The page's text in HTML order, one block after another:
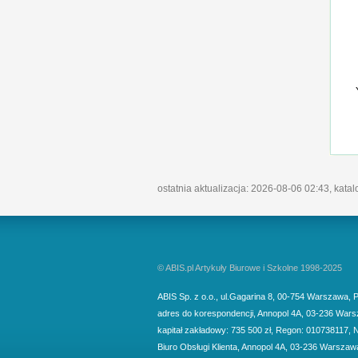
ostatnia aktualizacja: 2026-08-06 02:43,
© ABIS.pl Artykuły Biurowe i Szkolne 1998-2025
ABIS Sp. z o.o. ul.Gagarina 8 00-754 Warszawa
adres do korespondencji Annopol 4A 03-236
kapitał zakładowy: 735 500 zł, Regon: 010738117,
Biuro Obsługi Klienta, Annopol 4A, 03-236